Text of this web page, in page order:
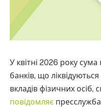
У квітні 2026 року
банків, що
вкладів фізичних осіб,
повідомляє